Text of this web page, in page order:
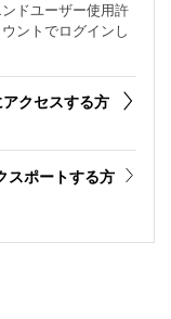
ドユーザー使用許
ントでログインし
クセスする方
スポートする方